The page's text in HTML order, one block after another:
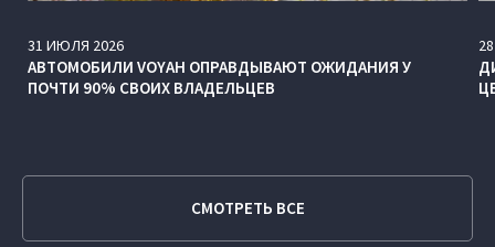
31 ИЮЛЯ 2026
АВТОМОБИЛИ VOYAH ОПРАВДЫВАЮТ ОЖИДАНИЯ У
ПОЧТИ 90% СВОИХ ВЛАДЕЛЬЦЕВ
28
СМОТРЕТЬ ВСЕ